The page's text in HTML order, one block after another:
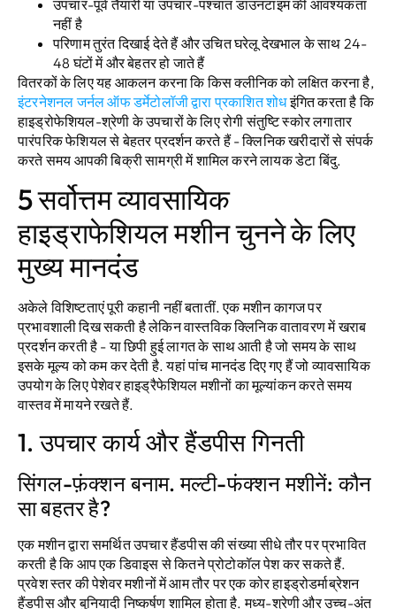
उपचार-पूर्व तैयारी या उपचार-पश्चात डाउनटाइम की आवश्यकता
नहीं है
परिणाम तुरंत दिखाई देते हैं और उचित घरेलू देखभाल के साथ 24-
48 घंटों में और बेहतर हो जाते हैं
वितरकों के लिए यह आकलन करना कि किस क्लीनिक को लक्षित करना है,
इंटरनेशनल जर्नल ऑफ डर्मेटोलॉजी द्वारा प्रकाशित शोधइंगित करता है कि
हाइड्रोफेशियल-श्रेणी के उपचारों के लिए रोगी संतुष्टि स्कोर लगातार
पारंपरिक फेशियल से बेहतर प्रदर्शन करते हैं - क्लिनिक खरीदारों से संपर्क
करते समय आपकी बिक्री सामग्री में शामिल करने लायक डेटा बिंदु.
5 सर्वोत्तम व्यावसायिक
हाइड्राफेशियल मशीन चुनने के लिए
मुख्य मानदंड
अकेले विशिष्टताएं पूरी कहानी नहीं बतातीं. एक मशीन कागज पर
प्रभावशाली दिख सकती है लेकिन वास्तविक क्लिनिक वातावरण में खराब
प्रदर्शन करती है - या छिपी हुई लागत के साथ आती है जो समय के साथ
इसके मूल्य को कम कर देती है. यहां पांच मानदंड दिए गए हैं जो व्यावसायिक
उपयोग के लिए पेशेवर हाइड्रैफेशियल मशीनों का मूल्यांकन करते समय
वास्तव में मायने रखते हैं.
1. उपचार कार्य और हैंडपीस गिनती
सिंगल-फ़ंक्शन बनाम. मल्टी-फंक्शन मशीनें: कौन
सा बहतर है?
एक मशीन द्वारा समर्थित उपचार हैंडपीस की संख्या सीधे तौर पर प्रभावित
करती है कि आप एक डिवाइस से कितने प्रोटोकॉल पेश कर सकते हैं.
प्रवेश स्तर की पेशेवर मशीनों में आम तौर पर एक कोर हाइड्रोडर्माब्रेशन
हैंडपीस और बुनियादी निष्कर्षण शामिल होता है. मध्य-श्रेणी और उच्च-अंत